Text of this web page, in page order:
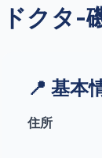
ドクタ-
📍 基本
住所